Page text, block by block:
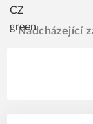
Nadcházející